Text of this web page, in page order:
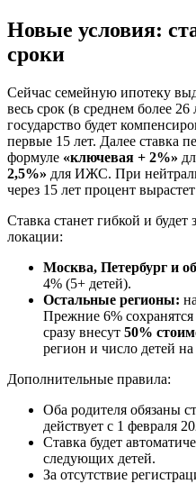
Новые условия:
сроки
Сейчас семейную ипотеку
весь срок (в среднем более
государство будет
первые 15 лет. Далее ставка
формуле «ключевая + 2%»
2,5%» для ИЖС. При
через 15 лет процент
Ставка станет гибкой и будет
локации:
Москва, Петербург и
4% (5+ детей).
Остальные регионы:
Прежние 6%
сразу внесут 50%
регион и число детей
Дополнительные правила:
Оба родителя обязаны
действует с 1 февраля
Ставка будет
следующих детей.
За отсутствие